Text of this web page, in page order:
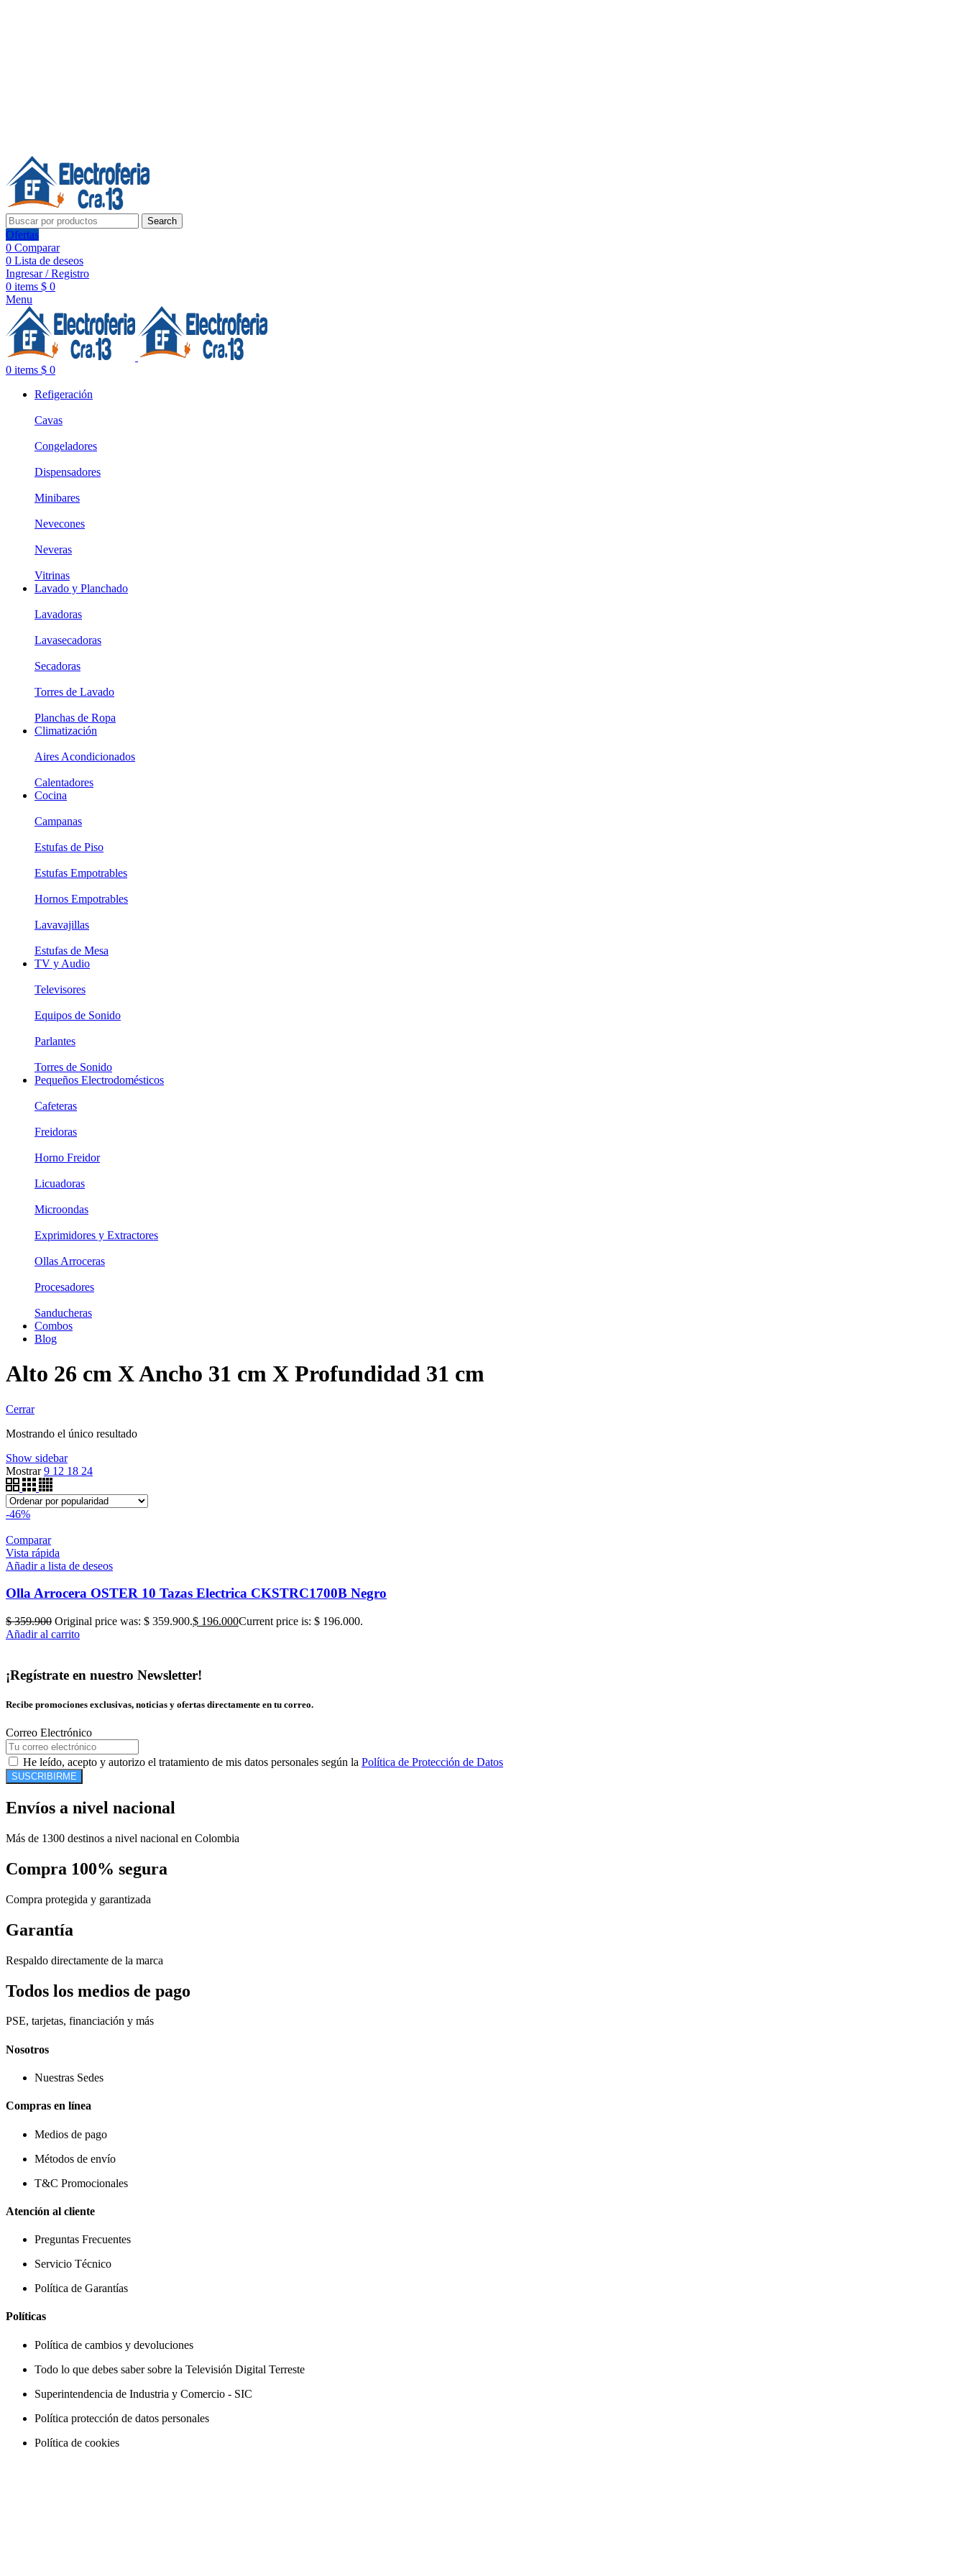
Search
Ofertas
0 Comparar
0 Lista de deseos
Ingresar / Registro
0 items $ 0
Menu
0 items $ 0
Refigeración
Cavas
Congeladores
Dispensadores
Minibares
Nevecones
Neveras
Vitrinas
Lavado y Planchado
Lavadoras
Lavasecadoras
Secadoras
Torres de Lavado
Planchas de Ropa
Climatización
Aires Acondicionados
Calentadores
Cocina
Campanas
Estufas de Piso
Estufas Empotrables
Hornos Empotrables
Lavavajillas
Estufas de Mesa
TV y Audio
Televisores
Equipos de Sonido
Parlantes
Torres de Sonido
Pequeños Electrodomésticos
Cafeteras
Freidoras
Horno Freidor
Licuadoras
Microondas
Exprimidores y Extractores
Ollas Arroceras
Procesadores
Sanducheras
Combos
Blog
Alto 26 cm X Ancho 31 cm X Profundidad 31 cm
Cerrar
Mostrando el único resultado
Show sidebar
Mostrar9 12 18 24
-46%
Comparar
Vista rápida
Añadir a lista de deseos
Olla Arrocera OSTER 10 Tazas Electrica CKSTRC1700B Negro
$359.900 Original price was: $ 359.900.$ 196.000Current price is: $ 196.000.
Añadir al carrito
¡Regístrate en nuestro Newsletter!
Recibe promociones exclusivas, noticias y ofertas directamente en tu correo.
Correo Electrónico
He leído, acepto y autorizo el tratamiento de mis datos personales según la Política de Protección de Datos
SUSCRIBIRME
Envíos a nivel nacional
Más de 1300 destinos a nivel nacional en Colombia
Compra 100% segura
Compra protegida y garantizada
Garantía
Respaldo directamente de la marca
Todos los medios de pago
PSE, tarjetas, financiación y más
Nosotros
Nuestras Sedes
Compras en línea
Medios de pago
Métodos de envío
T&C Promocionales
Atención al cliente
Preguntas Frecuentes
Servicio Técnico
Política de Garantías
Políticas
Política de cambios y devoluciones
Todo lo que debes saber sobre la Televisión Digital Terreste
Superintendencia de Industria y Comercio - SIC
Política protección de datos personales
Política de cookies